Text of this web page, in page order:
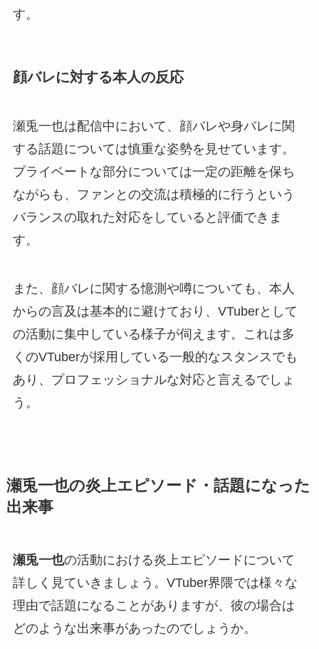
す。
顔バレに対する本人の反応
瀬兎一也は配信中において、顔バレや身バレに関
する話題については慎重な姿勢を見せています。
プライベートな部分については一定の距離を保ち
ながらも、ファンとの交流は積極的に行うという
バランスの取れた対応をしていると評価できま
す。
また、顔バレに関する憶測や噂についても、本人
からの言及は基本的に避けており、VTuberとして
の活動に集中している様子が伺えます。これは多
くのVTuberが採用している一般的なスタンスでも
あり、プロフェッショナルな対応と言えるでしょ
う。
瀬兎一也の炎上エピソード・話題になった
出来事
瀬兎一也の活動における炎上エピソードについて
詳しく見ていきましょう。VTuber界隈では様々な
理由で話題になることがありますが、彼の場合は
どのような出来事があったのでしょうか。